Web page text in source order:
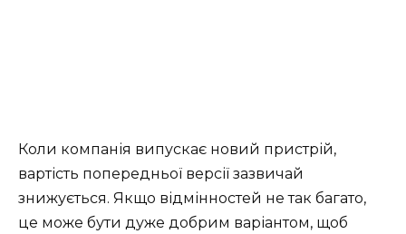
Коли компанія випускає новий пристрій,
вартість попередньої версії зазвичай
знижується. Якщо відмінностей не так багато,
це може бути дуже добрим варіантом, щоб